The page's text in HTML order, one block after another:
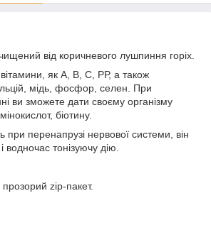
від коричневого лушпиння горіх.
вітамини, як А, В, С, РР, а також
мідь, фосфор, селен. При
ви зможете дати своєму організму
біотину.
при перенапрузі нервової системи, він
водночас тонізуючу дію.
прозорий zip-пакет.